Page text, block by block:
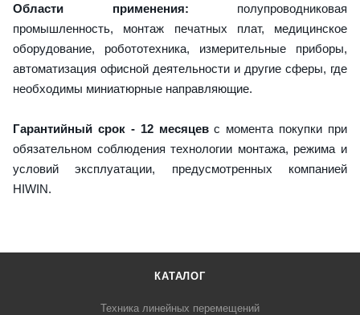
Области применения: полупроводниковая
промышленность, монтаж печатных плат, медицинское
оборудование, робототехника, измерительные приборы,
автоматизация офисной деятельности и другие сферы, где
необходимы миниатюрные направляющие.
Гарантийный срок - 12 месяцевс момента покупки при
обязательном соблюдения технологии монтажа, режима и
условий эксплуатации, предусмотренных компанией
HIWIN.
КАТАЛОГ
Техника линейных перемещений